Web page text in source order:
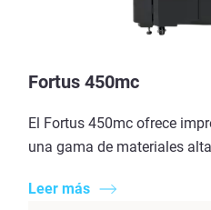
Fortus 450mc
El Fortus 450mc ofrece
una gama de materiales
Leer más